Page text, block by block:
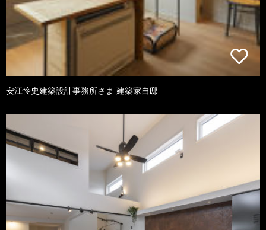
安江怜史建築設計事務所さま 建築家自邸